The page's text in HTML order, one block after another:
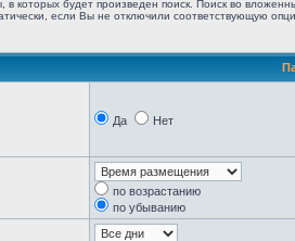
которых будет произведен поиск. Поиск во
если Вы не отключили соответствующую
Да Нет
по возрастанию
по убыванию